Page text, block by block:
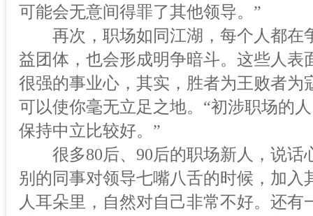
可能会无意间得罪了其他领导。”
再次，职场如同江湖，每个人都在
益团体，也会形成明争暗斗。这些人
很强的事业心，其实，胜者为王败者
可以使你毫无立足之地。“初涉职场的
保持中立比较好。”
很多80后、90后的职场新人，说话
别的同事对领导七嘴八舌的时候，加
人耳朵里，自然对自己非常不好。还